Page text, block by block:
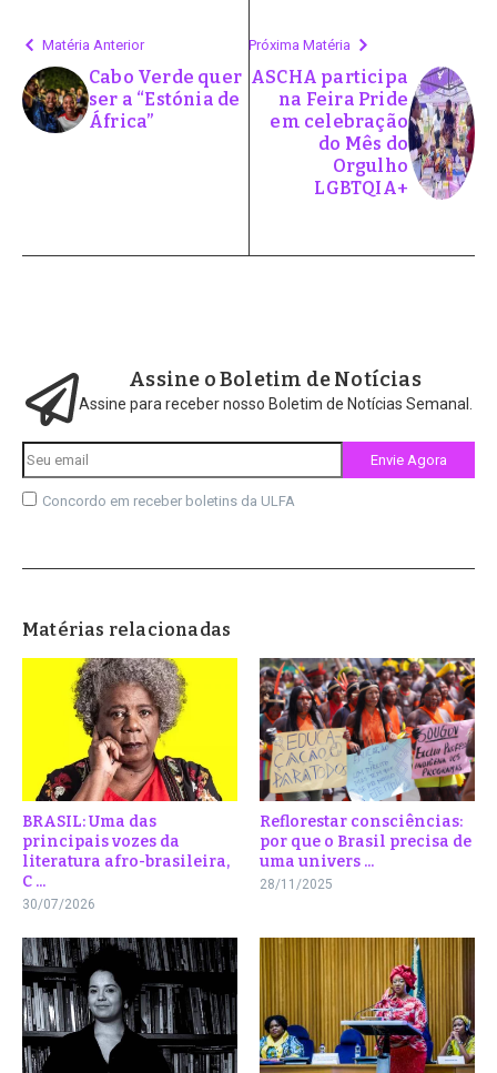
Matéria Anterior
Cabo Verde quer
ser a “Estónia de
África”
Próxima Matéria
ASCHA participa
na Feira Pride
em celebração
do Mês do
Orgulho
LGBTQIA+
Assine o Boletim de Notícias
Assine para receber nosso Boletim de Notícias Semanal.
Concordo em receber boletins da ULFA
Matérias relacionadas
BRASIL: Uma das
principais vozes da
literatura afro-brasileira,
C ...
30/07/2026
Reflorestar consciências:
por que o Brasil precisa de
uma univers ...
28/11/2025